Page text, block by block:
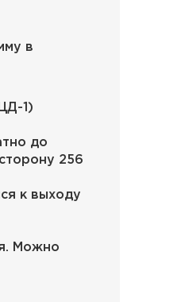
в
1)
до
256
к выходу
Можно